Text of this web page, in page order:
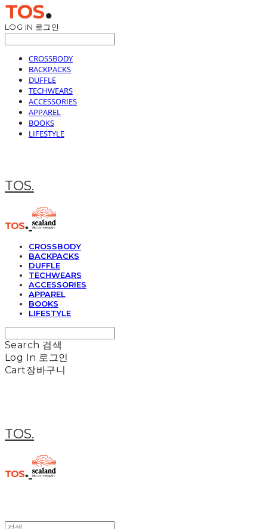
LOG IN 로그인
CROSSBODY
BACKPACKS
DUFFLE
TECHWEARS
ACCESSORIES
APPAREL
BOOKS
LIFESTYLE
TOS.
CROSSBODY
BACKPACKS
DUFFLE
TECHWEARS
ACCESSORIES
APPAREL
BOOKS
LIFESTYLE
Search 검색
Log In 로그인
Cart장바구니
TOS.